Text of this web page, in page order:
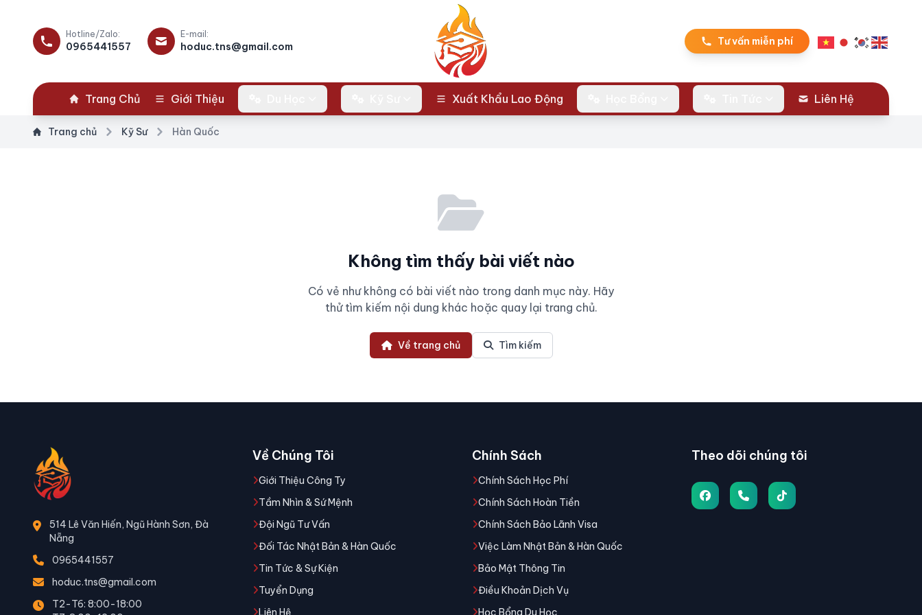
Hotline/Zalo:
0965441557
E-mail:
hoduc.tns@gmail.com Tư vấn miễn phí
Trang Chủ Giới Thiệu Xuất Khẩu Lao Động Liên Hệ
Trang chủ Kỹ Sư Hàn Quốc
Không tìm thấy bài viết nào
Có vẻ như không có bài viết nào trong danh mục này. Hãy
thử tìm kiếm nội dung khác hoặc quay lại trang chủ.
Về trang chủ Tìm kiếm
514 Lê Văn Hiến, Ngũ Hành Sơn, Đà
Nẵng
0965441557
hoduc.tns@gmail.com
T2-T6: 8:00-18:00
Về Chúng Tôi
Giới Thiệu Công Ty
Tầm Nhìn & Sứ Mệnh
Đội Ngũ Tư Vấn
Đối Tác Nhật Bản & Hàn Quốc
Tin Tức & Sự Kiện
Tuyển Dụng
Liên Hệ
Chính Sách
Chính Sách Học Phí
Chính Sách Hoàn Tiền
Chính Sách Bảo Lãnh Visa
Việc Làm Nhật Bản & Hàn Quốc
Bảo Mật Thông Tin
Điều Khoản Dịch Vụ
Học Bổng Du Học
Theo dõi chúng tôi